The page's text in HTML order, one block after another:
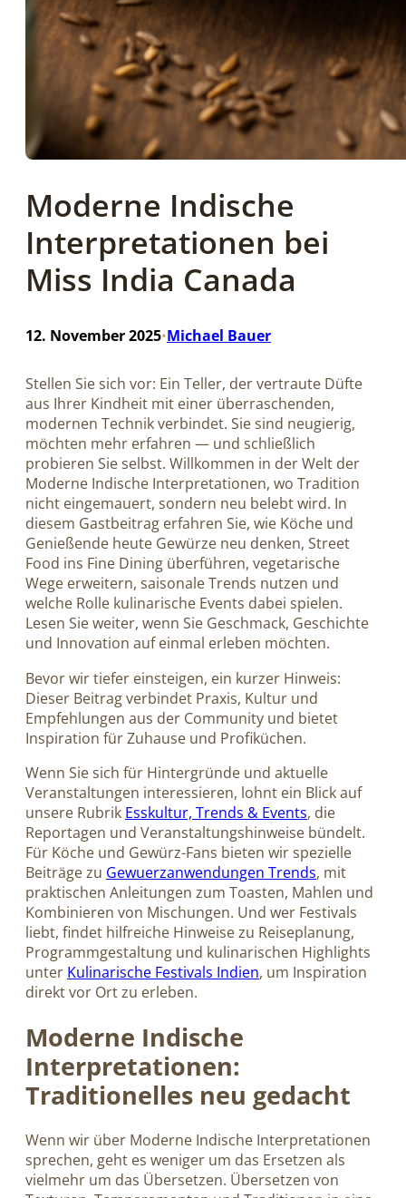
Moderne Indische
Interpretationen bei
Miss India Canada
12. November 2025•Michael Bauer
Stellen Sie sich vor: Ein Teller, der vertraute Düfte
aus Ihrer Kindheit mit einer überraschenden,
modernen Technik verbindet. Sie sind neugierig,
möchten mehr erfahren — und schließlich
probieren Sie selbst. Willkommen in der Welt der
Moderne Indische Interpretationen, wo Tradition
nicht eingemauert, sondern neu belebt wird. In
diesem Gastbeitrag erfahren Sie, wie Köche und
Genießende heute Gewürze neu denken, Street
Food ins Fine Dining überführen, vegetarische
Wege erweitern, saisonale Trends nutzen und
welche Rolle kulinarische Events dabei spielen.
Lesen Sie weiter, wenn Sie Geschmack, Geschichte
und Innovation auf einmal erleben möchten.
Bevor wir tiefer einsteigen, ein kurzer Hinweis:
Dieser Beitrag verbindet Praxis, Kultur und
Empfehlungen aus der Community und bietet
Inspiration für Zuhause und Profiküchen.
Wenn Sie sich für Hintergründe und aktuelle
Veranstaltungen interessieren, lohnt ein Blick auf
unsere Rubrik Esskultur, Trends & Events, die
Reportagen und Veranstaltungshinweise bündelt.
Für Köche und Gewürz-Fans bieten wir spezielle
Beiträge zu Gewuerzanwendungen Trends, mit
praktischen Anleitungen zum Toasten, Mahlen und
Kombinieren von Mischungen. Und wer Festivals
liebt, findet hilfreiche Hinweise zu Reiseplanung,
Programmgestaltung und kulinarischen Highlights
unter Kulinarische Festivals Indien, um Inspiration
direkt vor Ort zu erleben.
Moderne Indische
Interpretationen:
Traditionelles neu gedacht
Wenn wir über Moderne Indische Interpretationen
sprechen, geht es weniger um das Ersetzen als
vielmehr um das Übersetzen. Übersetzen von